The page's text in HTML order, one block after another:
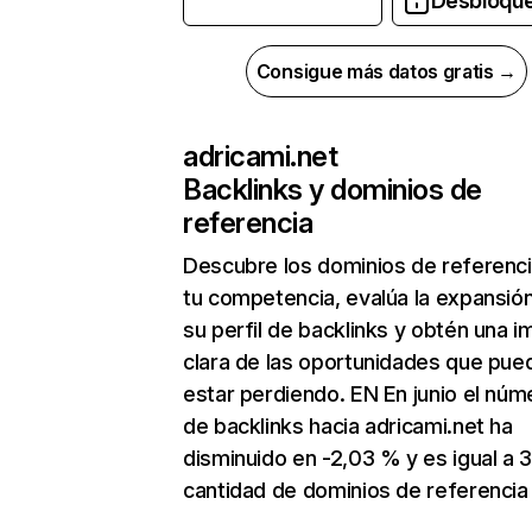
Consigue más datos gratis →
adricami.net
Backlinks y dominios de
referencia
Descubre los dominios de
tu competencia, evalúa la
su perfil de backlinks y obtén una
clara de las oportunidades que
estar perdiendo. EN En junio el
de backlinks hacia adricami.net ha
disminuido en -2,03 % y es igual a
cantidad de dominios de referencia